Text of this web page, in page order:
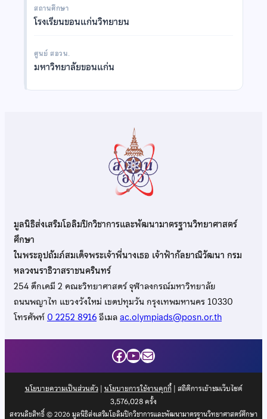
สถานศึกษา
โรงเรียนขอนแก่นวิทยายน
ศูนย์ สอวน.
มหาวิทยาลัยขอนแก่น
มูลนิธิส่งเสริมโอลิมปิกวิชาการและพัฒนามาตรฐานวิทยาศาสตร์
ศึกษา
ในพระอุปถัมภ์สมเด็จพระเจ้าพี่นางเธอ เจ้าฟ้ากัลยาณิวัฒนา กรม
หลวงนราธิวาสราชนครินทร์
254 ตึกเคมี 2 คณะวิทยาศาสตร์ จุฬาลงกรณ์มหาวิทยาลัย
ถนนพญาไท แขวงวังใหม่ เขตปทุมวัน กรุงเทพมหานคร 10330
โทรศัพท์0 2252 8916อีเมลac.olympiads@posn.or.th
Facebook
YouTube
Mail
นโยบายความเป็นส่วนตัว| นโยบายการใช้งานคุกกี้| สถิติการเข้าชมเว็บไซต์
3,576,028ครั้ง
สงวนลิขสิทธิ์ © 2026 มูลนิธิส่งเสริมโอลิมปิกวิชาการและพัฒนามาตรฐานวิทยาศาสตร์ศึกษา